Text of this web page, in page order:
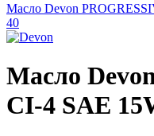
Масло Devon
40
Масло
CI-4 SAE